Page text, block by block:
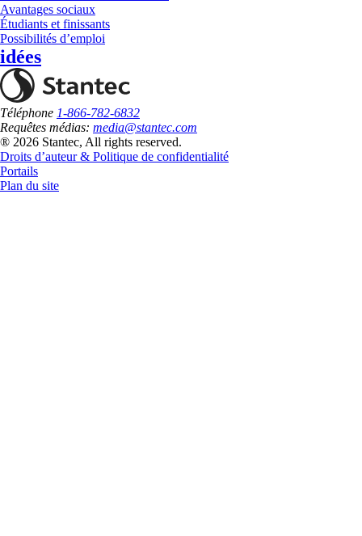
Avantages sociaux
Étudiants et finissants
Possibilités d’emploi
idées
Téléphone 1-866-782-6832
Requêtes médias: media@stantec.com
® 2026 Stantec, All rights reserved.
Droits d’auteur & Politique de confidentialité
Portails
Plan du site